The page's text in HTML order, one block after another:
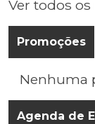
Ver todos os
Promoções
Nenhuma
Agenda de